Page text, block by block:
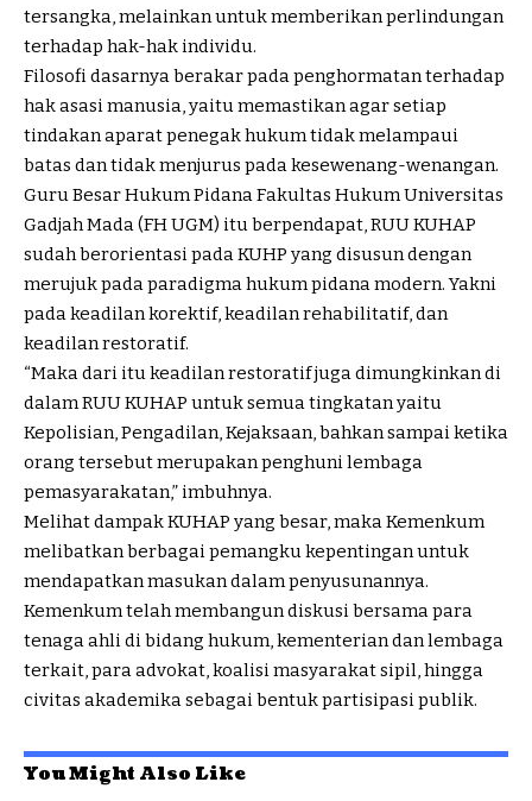
tersangka, melainkan untuk memberikan perlindungan
terhadap hak-hak individu.
Filosofi dasarnya berakar pada penghormatan terhadap
hak asasi manusia, yaitu memastikan agar setiap
tindakan aparat penegak hukum tidak melampaui
batas dan tidak menjurus pada kesewenang-wenangan.
Guru Besar Hukum Pidana Fakultas Hukum Universitas
Gadjah Mada (FH UGM) itu berpendapat, RUU KUHAP
sudah berorientasi pada KUHP yang disusun dengan
merujuk pada paradigma hukum pidana modern. Yakni
pada keadilan korektif, keadilan rehabilitatif, dan
keadilan restoratif.
“Maka dari itu keadilan restoratif juga dimungkinkan di
dalam RUU KUHAP untuk semua tingkatan yaitu
Kepolisian, Pengadilan, Kejaksaan, bahkan sampai ketika
orang tersebut merupakan penghuni lembaga
pemasyarakatan,” imbuhnya.
Melihat dampak KUHAP yang besar, maka Kemenkum
melibatkan berbagai pemangku kepentingan untuk
mendapatkan masukan dalam penyusunannya.
Kemenkum telah membangun diskusi bersama para
tenaga ahli di bidang hukum, kementerian dan lembaga
terkait, para advokat, koalisi masyarakat sipil, hingga
civitas akademika sebagai bentuk partisipasi publik.
You Might Also Like